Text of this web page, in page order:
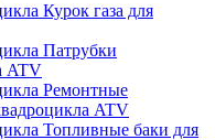
Курок газа для
Патрубки
ATV
Ремонтные
ATV
Топливные баки для